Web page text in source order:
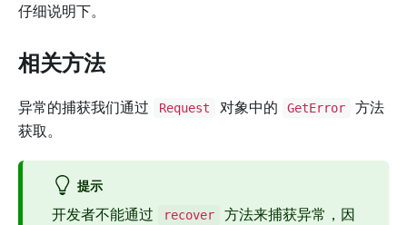
仔细说明下。
相关方法
异常的捕获我们通过 Request 对象中的 GetError
方法
获取。
提示
开发者不能通过 recover
方法来捕获异常，因